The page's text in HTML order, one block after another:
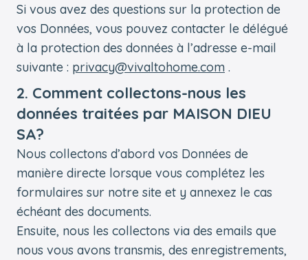
Si vous avez des questions sur la protection de
vos Données, vous pouvez contacter le délégué
à la protection des données à l’adresse e-mail
suivante : privacy@vivaltohome.com .
2. Comment collectons-nous les
données traitées par MAISON DIEU
SA?
Nous collectons d’abord vos Données de
manière directe lorsque vous complétez les
formulaires sur notre site et y annexez le cas
échéant des documents.
Ensuite, nous les collectons via des emails que
nous vous avons transmis, des enregistrements,